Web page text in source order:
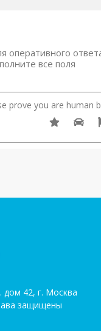
оперативного
все поля
prove you are human
42, г. Москва
защищены